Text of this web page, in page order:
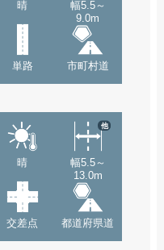
晴
幅5.5～
9.0m
単路 市町村道
晴
幅5.5～
13.0m
他
交差点 都道府県道